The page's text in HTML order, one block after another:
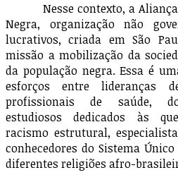
Nesse contexto, a Aliança
Negra, organização não
lucrativos, criada em São
missão a mobilização da
da população negra. Essa é
esforços entre lideranças
profissionais de saúde,
estudiosos dedicados às
racismo estrutural,
conhecedores do Sistema
diferentes religiões afro-